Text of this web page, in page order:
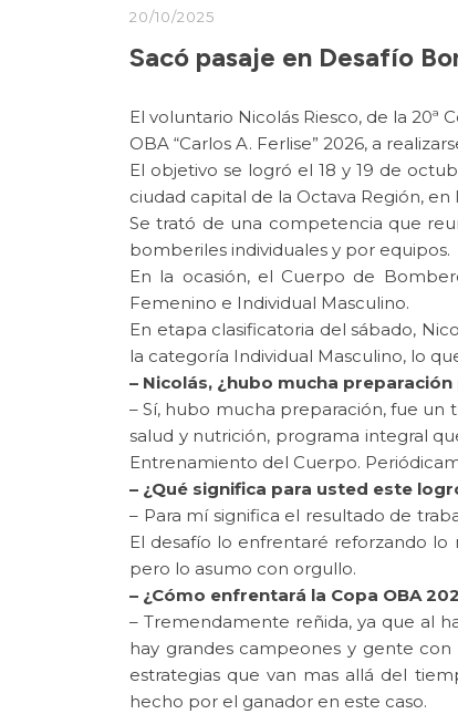
20/10/2025
Sacó pasaje en Desafío
El voluntario Nicolás Riesco, de la 20ª
OBA “Carlos A. Ferlise” 2026, a
El objetivo se logró el 18 y 19 de
ciudad capital de la Octava Región,
Se trató de una competencia que
bomberiles individuales y por equipos.
En la ocasión, el Cuerpo de
Femenino e Individual Masculino.
En etapa clasificatoria del sábado,
la categoría Individual Masculino, lo
– Nicolás, ¿hubo mucha
– Sí, hubo mucha preparación, fue
salud y nutrición, programa integral
Entrenamiento del Cuerpo.
– ¿Qué significa para usted este
– Para mí significa el resultado de
El desafío lo enfrentaré reforzando
pero lo asumo con orgullo.
– ¿Cómo enfrentará la Copa OBA
– Tremendamente reñida, ya que al
hay grandes campeones y gente
estrategias que van mas allá del
hecho por el ganador en este caso.